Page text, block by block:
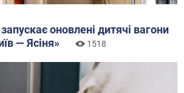
оновлені дитячі вагони
— Ясіня»
1518